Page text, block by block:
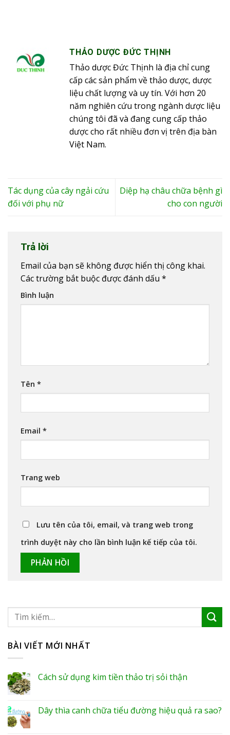
THẢO DƯỢC ĐỨC THỊNH
Thảo dược Đức Thịnh là địa chỉ cung
cấp các sản phẩm về thảo dược, dược
liệu chất lượng và uy tín. Với hơn 20
năm nghiên cứu trong ngành dược liệu
chúng tôi đã và đang cung cấp thảo
dược cho rất nhiều đơn vị trên địa bàn
Việt Nam.
Tác dụng của cây ngải cứu
đối với phụ nữ
Diệp hạ châu chữa bệnh gì
cho con người
Trả lời
Email của bạn sẽ không được hiển thị công khai.
Các trường bắt buộc được đánh dấu *
Bình luận
Tên *
Email *
Trang web
Lưu tên của tôi, email, và trang web trong
trình duyệt này cho lần bình luận kế tiếp của tôi.
BÀI VIẾT MỚI NHẤT
Cách sử dụng kim tiền thảo trị sỏi thận
Dây thìa canh chữa tiểu đường hiệu quả ra sao?